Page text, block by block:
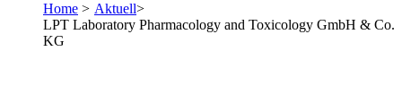
Home > Aktuell>
LPT Laboratory Pharmacology and Toxicology GmbH & Co.
KG